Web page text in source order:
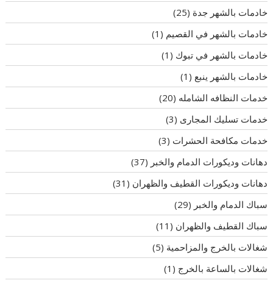
خادمات بالشهر جدة (25)
خادمات بالشهر في القصيم (1)
خادمات بالشهر في تبوك (1)
خادمات بالشهر ينبع (1)
خدمات النظافه الشامله (20)
خدمات تسليك المجارى (3)
خدمات مكافحة الحشرات (3)
دهانات وديكورات الدمام والخبر (37)
دهانات وديكورات القطيف والظهران (31)
سباك الدمام والخبر (29)
سباك القطيف والظهران (11)
شغالات بالخرج والمزاحمية (5)
شغالات بالساعة بالخرج (1)